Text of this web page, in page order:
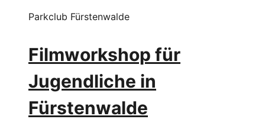
Parkclub Fürstenwalde
Filmworkshop für
Jugendliche in
Fürstenwalde